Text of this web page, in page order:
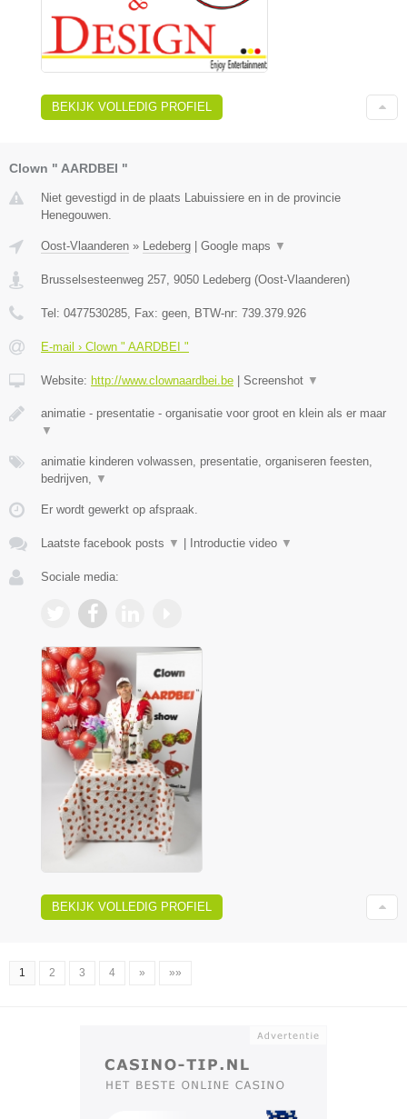
BEKIJK VOLLEDIG PROFIEL
Clown " AARDBEI "
Niet gevestigd in de plaats Labuissiere en in de provincie
Henegouwen.
Oost-Vlaanderen » Ledeberg Google maps ▼
Brusselsesteenweg 257, 9050 Ledeberg (Oost-Vlaanderen)
Tel: 0477530285, Fax: geen, BTW-nr: 739.379.926
E-mail › Clown " AARDBEI "
Website: http://www.clownaardbei.be Screenshot ▼
animatie - presentatie - organisatie voor groot en klein als er maar
▼
animatie kinderen volwassen, presentatie, organiseren feesten,
bedrijven, ▼
Er wordt gewerkt op afspraak.
Laatste facebook posts ▼ Introductie video ▼
Sociale media:
BEKIJK VOLLEDIG PROFIEL
1 2 3 4 » »»